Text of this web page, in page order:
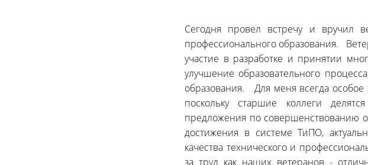
Сегодня провел встречу и вручил
профессионального образования.
участие в разработке и принятии
улучшение образовательного
образования. Для меня всегда
поскольку старшие коллеги
предложения по совершенствованию
достижения в системе ТиПО,
качества технического и
за труд как наших ветеранов -